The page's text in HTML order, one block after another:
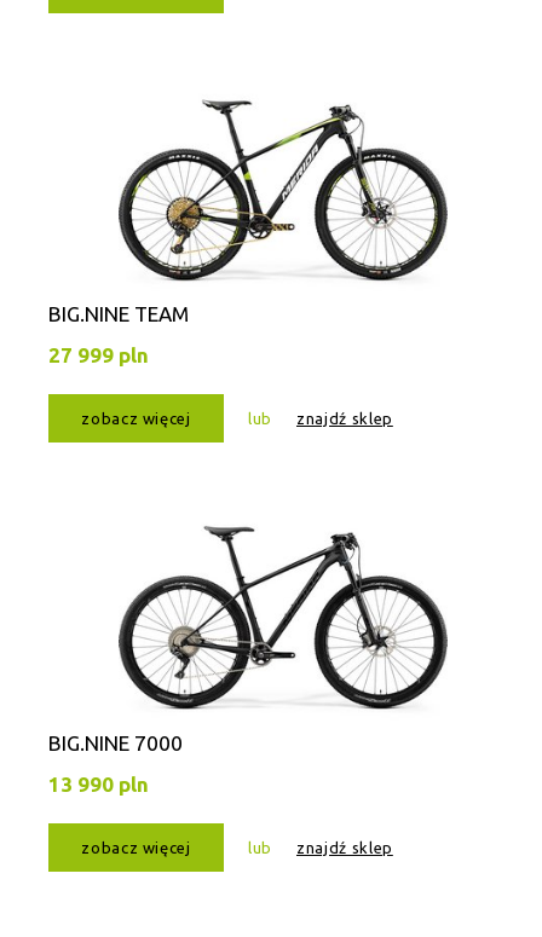
BIG.NINE TEAM
27 999 pln
zobacz więcej lub znajdź sklep
BIG.NINE 7000
13 990 pln
zobacz więcej lub znajdź sklep